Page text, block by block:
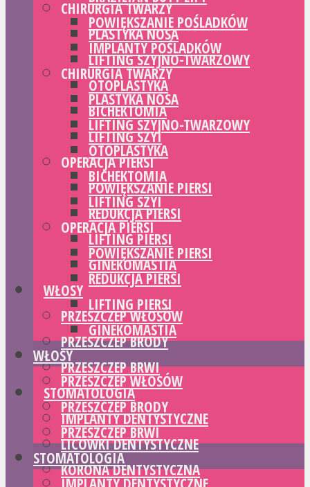
CHIRURGIA TWARZY
PLASTYKA NOSA
LIFTING SZYJNO-TWARZOWY
OTOPLASTYKA
BICHEKTOMIA
LIFTING SZYI
OPERACJA PIERSI
POWIĘKSZANIE PIERSI
REDUKCJA PIERSI
LIFTING PIERSI
GINEKOMASTIA
WŁOSY
PRZESZCZEP WŁOSÓW
PRZESZCZEP BRODY
PRZESZCZEP BRWI
STOMATOLOGIA
IMPLANTY DENTYSTYCZNE
LICÓWKI DENTYSTYCZNE
KORONA DENTYSTYCZNA
POWIĘKSZANIE POŚLADKÓW
IMPLANTY POŚLADKÓW
CHIRURGIA TWARZY
PLASTYKA NOSA
LIFTING SZYJNO-TWARZOWY
OTOPLASTYKA
BICHEKTOMIA
LIFTING SZYI
OPERACJA PIERSI
POWIĘKSZANIE PIERSI
REDUKCJA PIERSI
LIFTING PIERSI
GINEKOMASTIA
WŁOSY
PRZESZCZEP WŁOSÓW
PRZESZCZEP BRODY
PRZESZCZEP BRWI
STOMATOLOGIA